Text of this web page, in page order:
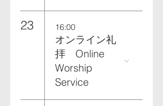
23 16:00
オンライン礼
拝 Online
Worship
Service